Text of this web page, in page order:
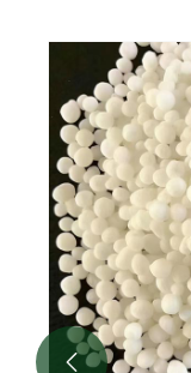
安全な窒素
が持続可能
もっと見る
